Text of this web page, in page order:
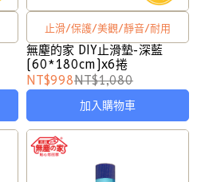
止滑/保護/美觀/靜音/耐用
無塵的家 DIY止滑墊-深藍
(60*180cm)x6捲
NT$998NT$1,080
加入購物車